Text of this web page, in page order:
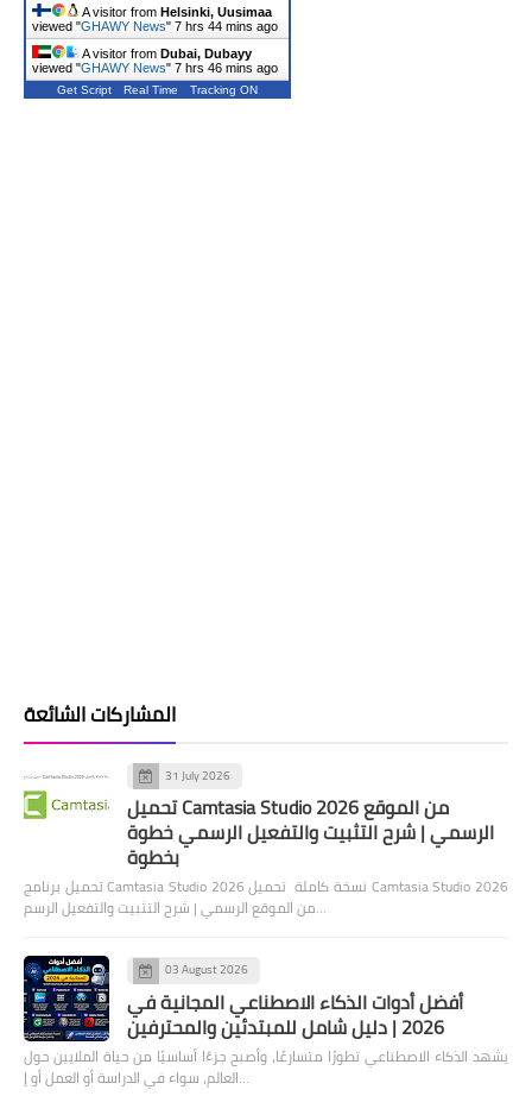
A visitor from Helsinki, Uusimaa
viewed "GHAWY News" 7 hrs 44 mins ago
A visitor from Dubai, Dubayy
viewed "GHAWY News" 7 hrs 46 mins ago
Get Script Real Time Tracking ON
المشاركات الشائعة
31 July 2026
تحميل Camtasia Studio 2026 من الموقع
الرسمي | شرح التثبيت والتفعيل الرسمي خطوة
بخطوة
تحميل برنامج Camtasia Studio 2026 نسخة كاملة تحميل Camtasia Studio 2026
من الموقع الرسمي | شرح التثبيت والتفعيل الرسم…
03 August 2026
أفضل أدوات الذكاء الاصطناعي المجانية في
2026 | دليل شامل للمبتدئين والمحترفين
يشهد الذكاء الاصطناعي تطورًا متسارعًا، وأصبح جزءًا أساسيًا من حياة الملايين حول
العالم، سواء في الدراسة أو العمل أو إ…